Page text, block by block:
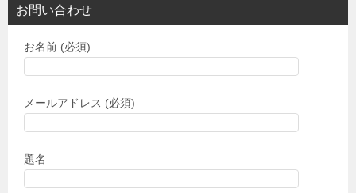
お問い合わせ
お名前 (必須)
メールアドレス (必須)
題名